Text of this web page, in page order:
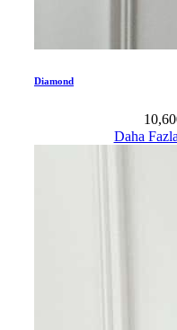
Diamond
Daha